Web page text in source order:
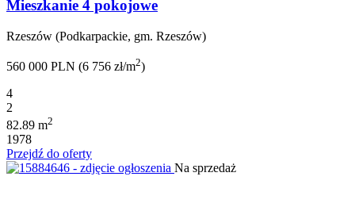
Mieszkanie 4 pokojowe
Rzeszów (Podkarpackie, gm. Rzeszów)
560 000 PLN (6 756 zł/m2)
4
2
82.89 m2
1978
Przejdź do oferty
Na sprzedaż